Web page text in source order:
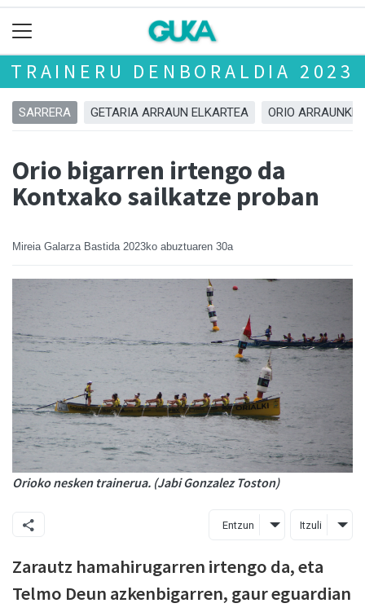
TRAINERU DENBORALDIA 2023
SARRERA GETARIA ARRAUN ELKARTEA ORIO
Orio bigarren irtengo da
Kontxako sailkatze proban
Mireia Galarza Bastida 2023ko abuztuaren 30a
Orioko nesken trainerua. (Jabi Gonzalez Toston)
Entzun Itzuli
Zarautz hamahirugarren irtengo da, eta
Telmo Deun azkenbigarren, gaur eguardian